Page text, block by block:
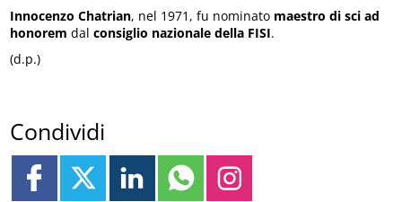
Innocenzo Chatrian, nel 1971, fu nominato maestro di sci ad
honorem dalconsiglio nazionale della FISI.
(d.p.)
Condividi